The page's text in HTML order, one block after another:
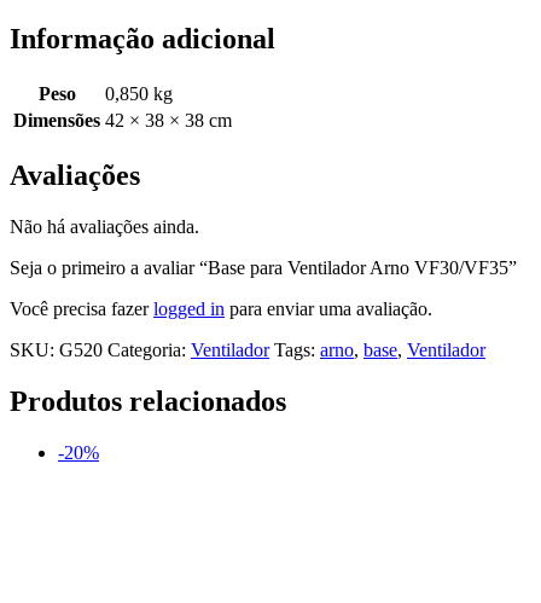
Informação adicional
Peso
0,850 kg
Dimensões 42 × 38 × 38 cm
Avaliações
Não há avaliações ainda.
Seja o primeiro a avaliar “Base para Ventilador Arno VF30/VF35”
Você precisa fazerlogged in para enviar uma avaliação.
SKU: G520 Categoria: Ventilador Tags: arno, base, Ventilador
Produtos relacionados
-20%